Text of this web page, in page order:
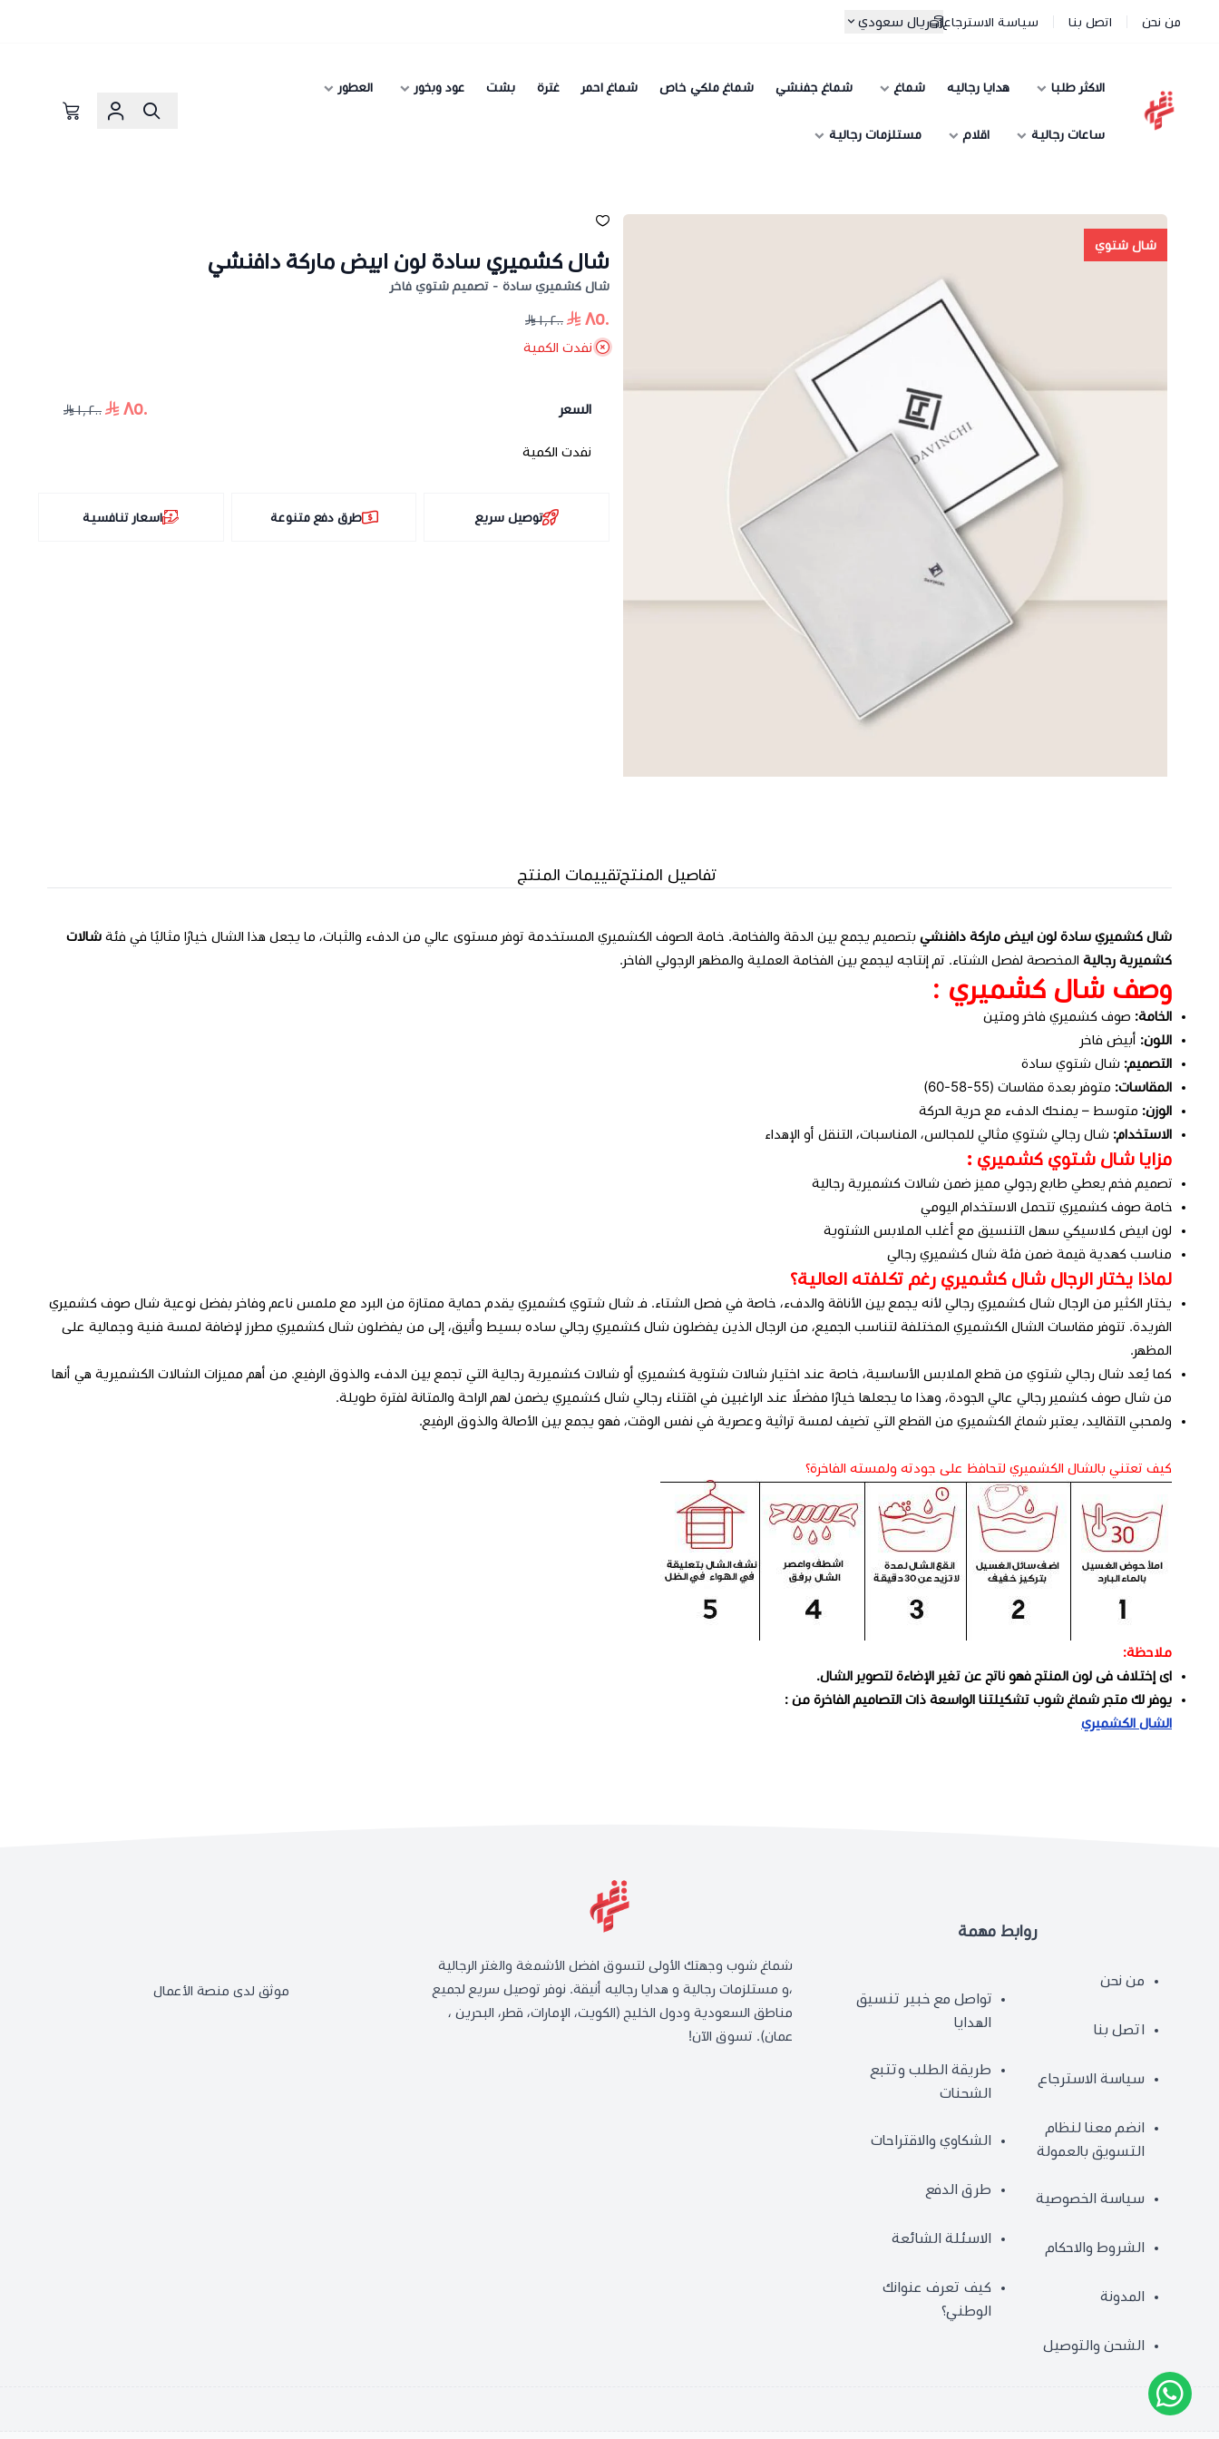
من نحن اتصل بنا سياسة الاسترجاع ريال سعودي
شماغ شوب | أفضل متجر شماغ في السعودية
الاكثر طلبا هدايا رجاليه شماغ شماغ جفنشي شماغ ملكي خاص شماغ احمر غترة بشت عود وبخور العطور
ساعات رجالية اقلام مستلزمات رجالية
شال شتوي
شال كشميري سادة لون ابيض ماركة دافنشي
شال كشميري سادة - تصميم شتوي فاخر
٨٥٠
١٬٢٠٠
نفدت الكمية
السعر ٨٥٠ ١٬٢٠٠
نفدت الكمية
توصيل سريع طرق دفع متنوعة اسعار تنافسية
تفاصيل المنتجتقييمات المنتج
شال كشميري سادة لون ابيض ماركة دافنشي بتصميم يجمع بين الدقة والفخامة. خامة الصوف الكشميري المستخدمة توفر مستوى عالي من الدفء والثبات، ما يجعل هذا الشال خيارًا مثاليًا في فئة شالات
كشميرية رجالية المخصصة لفصل الشتاء. تم إنتاجه ليجمع بين الفخامة العملية والمظهر الرجولي الفاخر.
وصف شال كشميري :
الخامة: صوف كشميري فاخر ومتين
اللون: أبيض فاخر
التصميم: شال شتوي سادة
المقاسات: متوفر بعدة مقاسات (55-58-60)
الوزن: متوسط – يمنحك الدفء مع حرية الحركة
الاستخدام: شال رجالي شتوي مثالي للمجالس، المناسبات، التنقل أو الإهداء
مزايا شال شتوي كشميري :
تصميم فخم يعطي طابع رجولي مميز ضمن شالات كشميرية رجالية
خامة صوف كشميري تتحمل الاستخدام اليومي
لون ابيض كلاسيكي سهل التنسيق مع أغلب الملابس الشتوية
مناسب كهدية قيمة ضمن فئة شال كشميري رجالي
لماذا يختار الرجال شال كشميري رغم تكلفته العالية؟
يختار الكثير من الرجال شال كشميري رجالي لأنه يجمع بين الأناقة والدفء، خاصة في فصل الشتاء. فـ شال شتوي كشميري يقدم حماية ممتازة من البرد مع ملمس ناعم وفاخر بفضل نوعية شال صوف كشميري
الفريدة. تتوفر مقاسات الشال الكشميري المختلفة لتناسب الجميع، من الرجال الذين يفضلون شال كشميري رجالي ساده بسيط وأنيق، إلى من يفضلون شال كشميري مطرز لإضافة لمسة فنية وجمالية على
المظهر.
كما يُعد شال رجالي شتوي من قطع الملابس الأساسية، خاصة عند اختيار شالات شتوية كشميري أو شالات كشميرية رجالية التي تجمع بين الدفء والذوق الرفيع. من أهم مميزات الشالات الكشميرية هي أنها
من شال صوف كشمير رجالي عالي الجودة، وهذا ما يجعلها خيارًا مفضلًا عند الراغبين في اقتناء رجالي شال كشميري يضمن لهم الراحة والمتانة لفترة طويلة.
ولمحبي التقاليد، يعتبر شماغ الكشميري من القطع التي تضيف لمسة تراثية وعصرية في نفس الوقت، فهو يجمع بين الأصالة والذوق الرفيع.
كيف تعتني بالشال الكشميري لتحافظ على جودته ولمسته الفاخرة؟
ملاحظة:
اى إختلاف فى لون المنتج فهو ناتج عن تغير الإضاءة لتصوير الشال.
يوفر لك متجر شماغ شوب تشكيلتنا الواسعة ذات التصاميم الفاخرة من :
الشال الكشميري
روابط مهمة
من نحن
اتصل بنا
سياسة الاسترجاع
انضم معنا لنظام
التسويق بالعمولة
سياسة الخصوصية
الشروط والاحكام
المدونة
الشحن والتوصيل
تواصل مع خبير تنسيق
الهدايا
طريقة الطلب وتتبع
الشحنات
الشكاوي والاقتراحات
طرق الدفع
الاسئلة الشائعة
كيف تعرف عنوانك
الوطني؟
شماغ شوب وجهتك الأولى لتسوق افضل الأشمغة والغتر الرجالية
،و مستلزمات رجالية و هدايا رجاليه أنيقة. نوفر توصيل سريع لجميع
مناطق السعودية ودول الخليج (الكويت، الإمارات، قطر، البحرين ،
عمان). تسوق الآن!
موثق لدى منصة الأعمال